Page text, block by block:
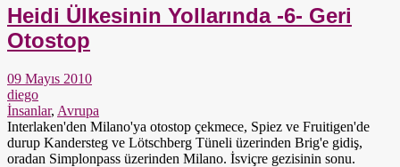
Heidi Ülkesinin Yollarında -6- Geri
Otostop
09 Mayıs 2010
diego
İnsanlar, Avrupa
Interlaken'den Milano'ya otostop çekmece, Spiez ve Fruitigen'de
durup Kandersteg ve Lötschberg Tüneli üzerinden Brig'e gidiş,
oradan Simplonpass üzerinden Milano. İsviçre gezisinin sonu.